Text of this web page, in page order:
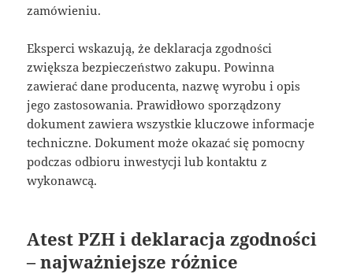
zamówieniu.
Eksperci wskazują, że deklaracja zgodności
zwiększa bezpieczeństwo zakupu. Powinna
zawierać dane producenta, nazwę wyrobu i opis
jego zastosowania. Prawidłowo sporządzony
dokument zawiera wszystkie kluczowe informacje
techniczne. Dokument może okazać się pomocny
podczas odbioru inwestycji lub kontaktu z
wykonawcą.
Atest PZH i deklaracja zgodności
– najważniejsze różnice